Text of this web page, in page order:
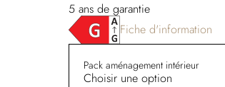
5 ans de garantie
Fiche d'information
Pack aménagement intérieur
Choisir une option